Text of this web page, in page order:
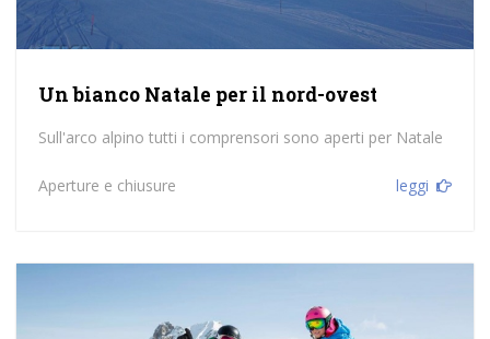
Un bianco Natale per il nord-ovest
Sull'arco alpino tutti i comprensori sono aperti per Natale
Aperture e chiusure leggi